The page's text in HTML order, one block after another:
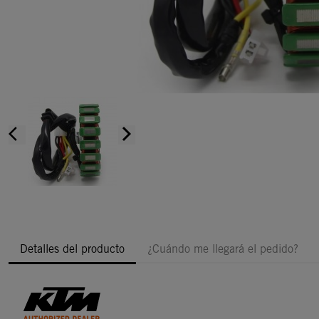
arrow_back_ios arrow_forward_ios
Detalles del producto ¿Cuándo me llegará el pedido?